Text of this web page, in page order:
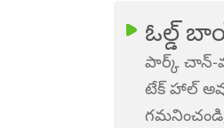
ఓల్డ్
పార్క్ చాన్-
టేక్ హాల్